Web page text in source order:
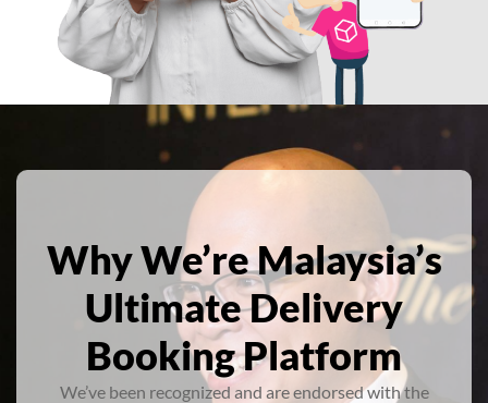
Why We’re Malaysia’s
Ultimate Delivery
Booking Platform
We’ve been recognized and are endorsed with the